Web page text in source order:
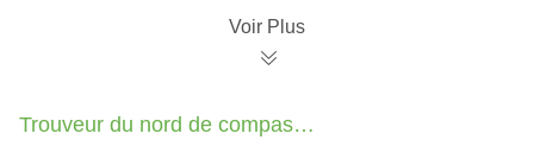
Voir Plus
Trouveur du nord de compas